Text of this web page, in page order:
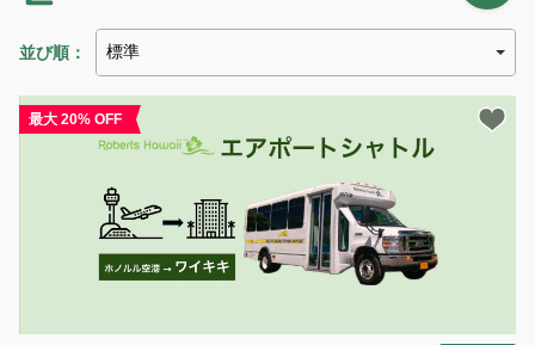
利用規約
プライバシー・ポリシー
POINT
3
並び順：
最大 20% OFF